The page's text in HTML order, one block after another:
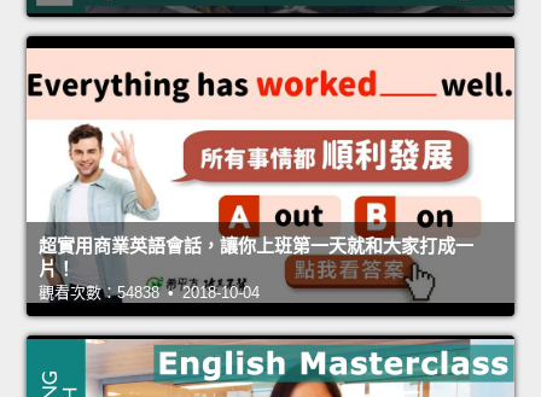
超實用商業英語會話，讓你上班第一天就和大家打成一
片！
觀看次數：54838 • 2018-10-04